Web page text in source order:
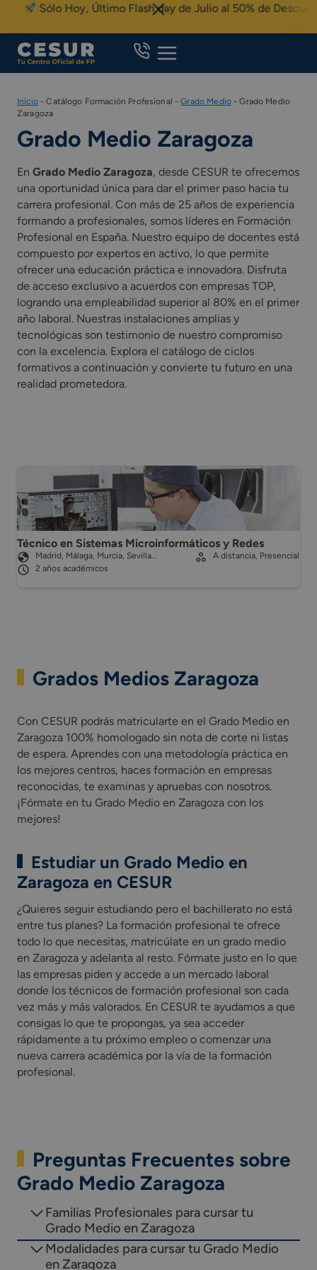
content
Sólo Hoy, Último Flash day de Julio al 50% de
Inicio-Catálogo Formación Profesional -Grado Medio-Grado Medio
Zaragoza
Grado Medio Zaragoza
En Grado Medio Zaragoza, desde CESUR te ofrecemos
una oportunidad única para dar el primer paso hacia tu
carrera profesional. Con más de 25 años de experiencia
formando a profesionales, somos líderes en Formación
Profesional en España. Nuestro equipo de docentes está
compuesto por expertos en activo, lo que permite
ofrecer una educación práctica e innovadora. Disfruta
de acceso exclusivo a acuerdos con empresas TOP,
logrando una empleabilidad superior al 80% en el primer
año laboral. Nuestras instalaciones amplias y
tecnológicas son testimonio de nuestro compromiso
con la excelencia. Explora el catálogo de ciclos
formativos a continuación y convierte tu futuro en una
realidad prometedora.
Técnico en Sistemas Microinformáticos y Redes
Madrid, Málaga, Murcia, Sevilla…
2 años académicos
A distancia, Presencial
Grados Medios Zaragoza
Con CESUR podrás matricularte en el Grado Medio en
Zaragoza 100% homologado sin nota de corte ni listas
de espera. Aprendes con una metodología práctica en
los mejores centros, haces formación en empresas
reconocidas, te examinas y apruebas con nosotros.
¡Fórmate en tu Grado Medio en Zaragoza con los
mejores!
Estudiar un Grado Medio en
Zaragoza en CESUR
¿Quieres seguir estudiando pero el bachillerato no está
entre tus planes? La formación profesional te ofrece
todo lo que necesitas, matricúlate en un grado medio
en Zaragoza y adelanta al resto. Fórmate justo en lo que
las empresas piden y accede a un mercado laboral
donde los técnicos de formación profesional son cada
vez más y más valorados. En CESUR te ayudamos a que
consigas lo que te propongas, ya sea acceder
rápidamente a tu próximo empleo o comenzar una
nueva carrera académica por la vía de la formación
profesional.
Preguntas Frecuentes sobre
Grado Medio Zaragoza
Familias Profesionales para cursar tu
Grado Medio en Zaragoza
Modalidades para cursar tu Grado Medio
en Zaragoza